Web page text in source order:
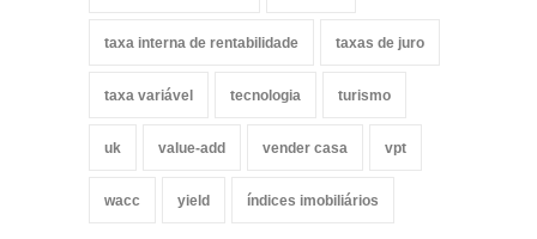
taxa interna de rentabilidade taxas de juro
taxa variável tecnologia turismo
uk value-add vender casa vpt
wacc yield índices imobiliários